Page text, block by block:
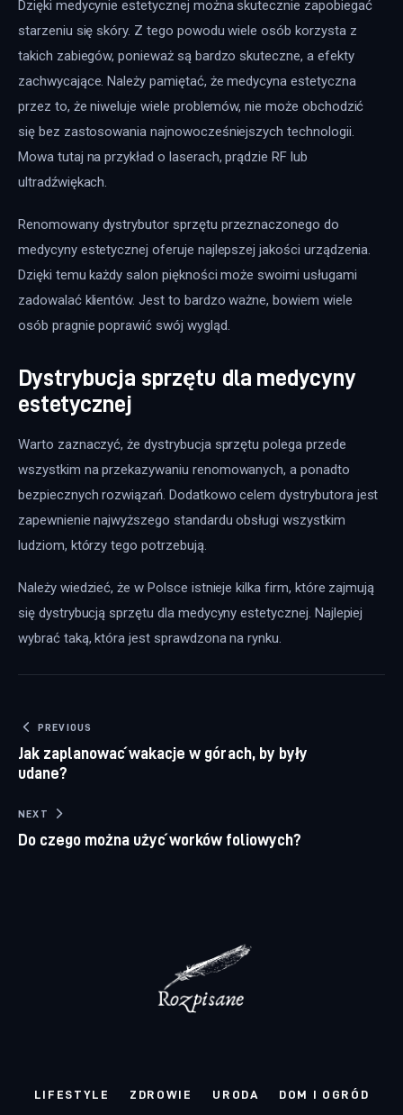
Dzięki medycynie estetycznej można skutecznie zapobiegać
starzeniu się skóry. Z tego powodu wiele osób korzysta z
takich zabiegów, ponieważ są bardzo skuteczne, a efekty
zachwycające. Należy pamiętać, że medycyna estetyczna
przez to, że niweluje wiele problemów, nie może obchodzić
się bez zastosowania najnowocześniejszych technologii.
Mowa tutaj na przykład o laserach, prądzie RF lub
ultradźwiękach.
Renomowany dystrybutor sprzętu przeznaczonego do
medycyny estetycznej oferuje najlepszej jakości urządzenia.
Dzięki temu każdy salon piękności może swoimi usługami
zadowalać klientów. Jest to bardzo ważne, bowiem wiele
osób pragnie poprawić swój wygląd.
Dystrybucja sprzętu dla medycyny
estetycznej
Warto zaznaczyć, że dystrybucja sprzętu polega przede
wszystkim na przekazywaniu renomowanych, a ponadto
bezpiecznych rozwiązań. Dodatkowo celem dystrybutora jest
zapewnienie najwyższego standardu obsługi wszystkim
ludziom, którzy tego potrzebują.
Należy wiedzieć, że w Polsce istnieje kilka firm, które zajmują
się dystrybucją sprzętu dla medycyny estetycznej. Najlepiej
wybrać taką, która jest sprawdzona na rynku.
Nawigacja wpisu
PREVIOUS
Jak zaplanować wakacje w górach, by były
udane?
NEXT
Do czego można użyć worków foliowych?
LIFESTYLE ZDROWIE URODA DOM I OGRÓD